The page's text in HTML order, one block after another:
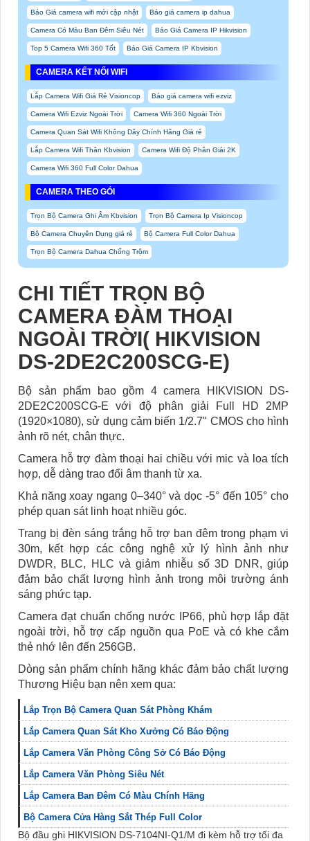
Báo Giá camera wifi mới cập nhật Báo giá camera ip dahua
Camera Có Màu Ban Đêm Siêu Nét Báo Giá Camera IP Hikvision
Top 5 Camera Wifi 360 Tốt Báo Giá Camera IP Kbvision
CAMERA KẾT NỐI WIFI
Lắp Camera Wifi Giá Rẻ Visioncop Báo giá camera wifi ezviz
Camera Wifi Ezviz Ngoài Trời Camera Wifi 360 Ngoài Trời
Camera Quan Sát Wifi Không Dây Chính Hãng Giá rẻ
Lắp Camera Wifi Thân Kbvision Camera Wifi Độ Phân Giải 2K
Camera Wifi 360 Full Color Dahua
CAMERA THEO GÓI
Trọn Bộ Camera Ghi Âm Kbvision Trọn Bộ Camera Ip Visioncop
Bộ Camera Chuyên Dụng giá rẻ Bộ Camera Full Color Dahua
Trọn Bộ Camera Dahua Chống Trộm
CHI TIẾT TRỌN BỘ
CAMERA ĐÀM THOẠI
NGOÀI TRỜI( HIKVISION
DS-2DE2C200SCG-E)
Bộ sản phẩm bao gồm 4 camera HIKVISION DS-
2DE2C200SCG-E với độ phân giải Full HD 2MP
(1920×1080), sử dụng cảm biến 1/2.7" CMOS cho hình
ảnh rõ nét, chân thực.
Camera hỗ trợ đàm thoại hai chiều với mic và loa tích
hợp, dễ dàng trao đổi âm thanh từ xa.
Khả năng xoay ngang 0–340° và dọc -5° đến 105° cho
phép quan sát linh hoạt nhiều góc.
Trang bị đèn sáng trắng hỗ trợ ban đêm trong phạm vi
30m, kết hợp các công nghệ xử lý hình ảnh như
DWDR, BLC, HLC và giảm nhiễu số 3D DNR, giúp
đảm bảo chất lượng hình ảnh trong môi trường ánh
sáng phức tạp.
Camera đạt chuẩn chống nước IP66, phù hợp lắp đặt
ngoài trời, hỗ trợ cấp nguồn qua PoE và có khe cắm
thẻ nhớ lên đến 256GB.
Dòng sản phẩm chính hãng khác đảm bảo chất lượng
Thương Hiệu bạn nên xem qua:
Lắp Trọn Bộ Camera Quan Sát Phòng Khám
Lắp Camera Quan Sát Kho Xưởng Có Báo Động
Lắp Camera Văn Phòng Công Sở Có Báo Động
Lắp Camera Văn Phòng Siêu Nét
Lắp Camera Ban Đêm Có Màu Chính Hãng
Bộ Camera Cửa Hàng Sắt Thép Full Color
Bộ đầu ghi HIKVISION DS-7104NI-Q1/M đi kèm hỗ trợ tối đa